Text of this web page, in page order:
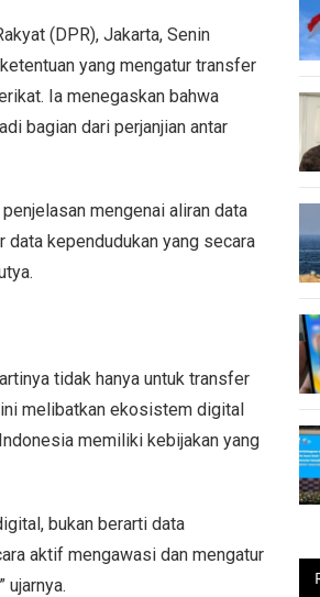
(DPR), Jakarta, Senin
yang mengatur transfer
Ia menegaskan bahwa
bagian dari perjanjian antar
mengenai aliran data
data kependudukan yang secara
tidak hanya untuk transfer
ini melibatkan ekosistem digital
memiliki kebijakan yang
bukan berarti data
aktif mengawasi dan mengatur
ujarnya.